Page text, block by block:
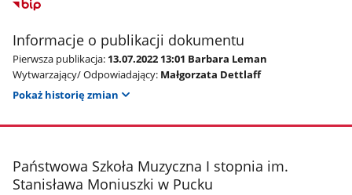
Informacje o publikacji dokumentu
Pierwsza publikacja: 13.07.2022 13:01 Barbara Leman
Wytwarzający/ Odpowiadający: Małgorzata Dettlaff
Pokaż historię zmian
stopka
Państwowa Szkoła Muzyczna I stopnia im.
Stanisława Moniuszki w Pucku